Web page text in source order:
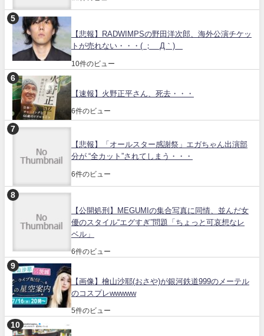
【悲報】RADWIMPSの野田洋次郎、海外公演チケッ
トが売れない・・・( ；´Д｀)
10件のビュー
【速報】火野正平さん、死去・・・
6件のビュー
【悲報】「オールスター感謝祭」エガちゃん出演部
分が “全カット”されてしまう・・・
6件のビュー
【公開処刑】MEGUMIの集合写真に同情、並んだ女
優のスタイル“エグすぎ”問題「ちょっと可哀想なレ
ベル」
6件のビュー
【画像】檜山沙耶(おさや)が銀河鉄道999のメーテル
のコスプレwwwww
5件のビュー